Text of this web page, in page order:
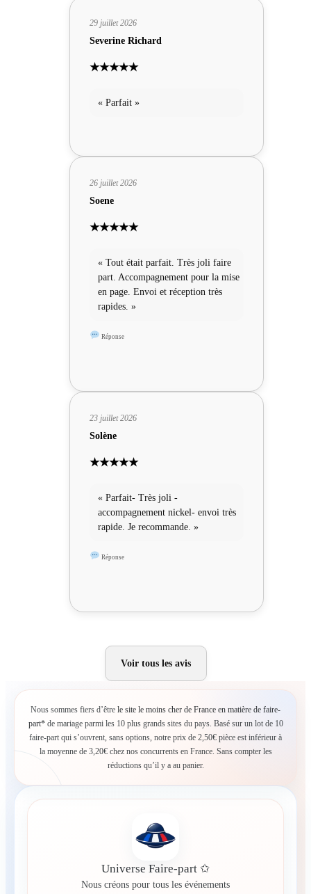
29 juillet 2026
Severine Richard
★★★★★
« Parfait »
26 juillet 2026
Soene
★★★★★
« Tout était parfait. Très joli faire
part. Accompagnement pour la mise
en page. Envoi et réception très
rapides. »
Réponse
23 juillet 2026
Solène
★★★★★
« Parfait- Très joli -
accompagnement nickel- envoi très
rapide. Je recommande. »
Réponse
Voir tous les avis
Nous sommes fiers d’être le site le moins cher de France en matière de faire-
part*de mariage parmi les 10 plus grands sites du pays. Basé sur un lot de 10
faire-part qui s’ouvrent, sans options, notre prix de 2,50€ pièce est inférieur à
la moyenne de 3,20€ chez nos concurrents en France. Sans compter les
réductions qu’il y a au panier.
Universe Faire-part ✩
Nous créons pour tous les événements